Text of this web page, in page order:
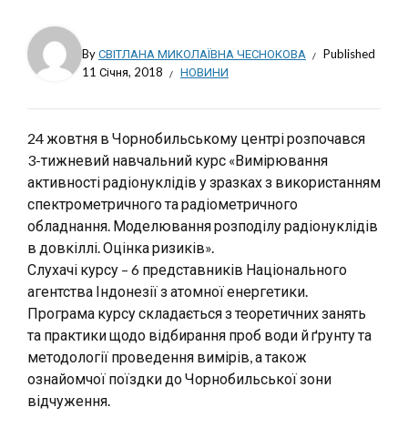
ByСВІТЛАНА МИКОЛАЇВНА ЧЕСНОКОВА
Published
11 Січня, 2018
НОВИНИ
24 жовтня в Чорнобильському центрі розпочався
3-тижневий навчальний курс «Вимірювання
активності радіонуклідів у зразках з використанням
спектрометричного та радіометричного
обладнання. Моделювання розподілу радіонуклідів
в довкіллі. Оцінка ризиків».
Слухачі курсу – 6 представників Національного
агентства Індонезії з атомної енергетики.
Програма курсу складається з теоретичних занять
та практики щодо відбирання проб води й ґрунту та
методології проведення вимірів, а також
ознайомчої поїздки до Чорнобильської зони
відчуження.